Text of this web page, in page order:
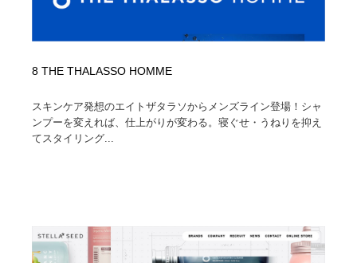
8 THE THALASSO HOMME
スキンケア発想のエイトザタラソからメンズライン登場！シャ
ンプーを変えれば、仕上がりが変わる。寝ぐせ・うねりを抑え
てスタイリング...